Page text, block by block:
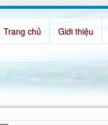
Trang chủ Giới thiệu